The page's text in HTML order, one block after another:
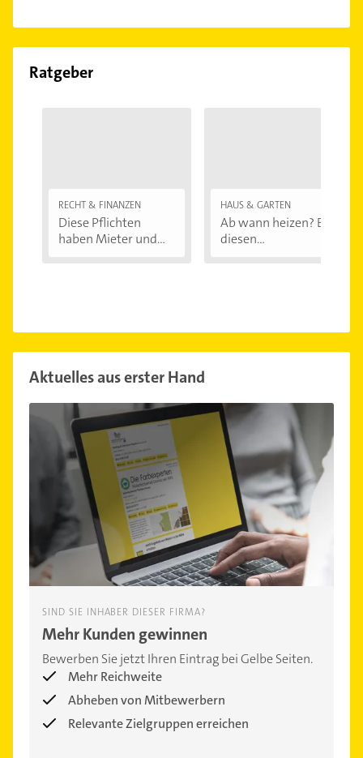
Ratgeber
RECHT & FINANZEN
Diese Pflichten
haben Mieter und...
HAUS & GARTEN
Ab wann heizen? Bei
diesen
Aktuelles aus erster Hand
SIND SIE INHABER DIESER FIRMA?
Mehr Kunden gewinnen
Bewerben Sie jetzt Ihren Eintrag bei Gelbe Seiten.
Mehr Reichweite
Abheben von Mitbewerbern
Relevante Zielgruppen erreichen